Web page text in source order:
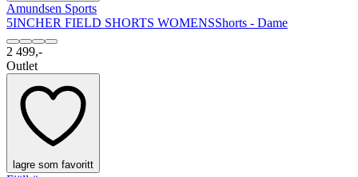
Amundsen Sports
5INCHER FIELD SHORTS WOMENSShorts - Dame
2 499,-
Outlet
lagre som favoritt